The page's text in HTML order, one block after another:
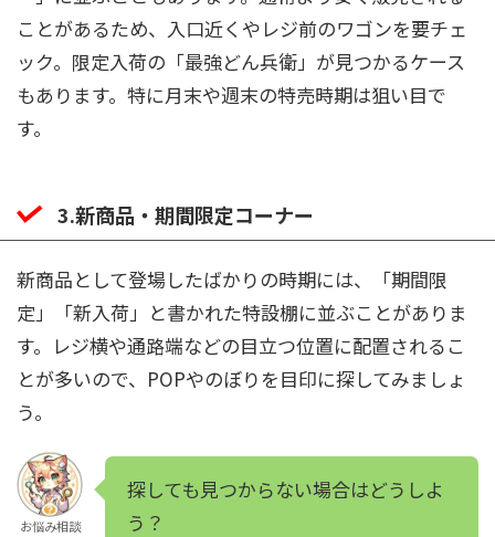
ことがあるため、入口近くやレジ前のワゴンを要チェ
ック。限定入荷の「最強どん兵衛」が見つかるケース
もあります。特に月末や週末の特売時期は狙い目で
す。
3.新商品・期間限定コーナー
新商品として登場したばかりの時期には、「期間限
定」「新入荷」と書かれた特設棚に並ぶことがありま
す。レジ横や通路端などの目立つ位置に配置されるこ
とが多いので、POPやのぼりを目印に探してみましょ
う。
お悩み相談
探しても見つからない場合はどうしよ
う？